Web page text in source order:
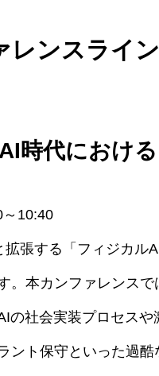
レンスライ
時代におけ
10:40
張する「フィジカル
。本カンファレンス
の社会実装プロセスや
ント保守といった過